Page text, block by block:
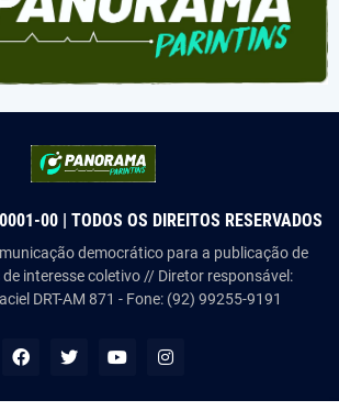
00 | TODOS OS DIREITOS RESERVADOS
democrático para a publicação de
interesse coletivo // Diretor responsável:
DRT-AM 871 - Fone: (92) 99255-9191